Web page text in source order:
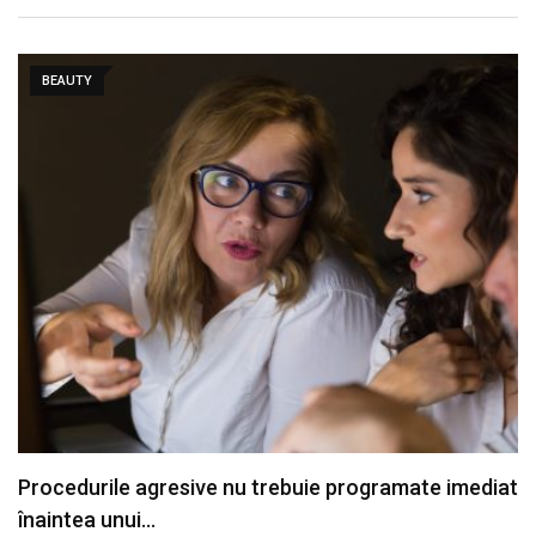
BEAUTY
Procedurile agresive nu trebuie programate imediat
înaintea unui…